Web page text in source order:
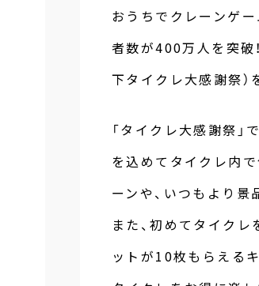
おうちでクレーンゲー
者数が400万人を突破
下タイクレ大感謝祭）
「タイクレ大感謝祭
を込めてタイクレ内で
ーンや、いつもより景
また、初めてタイク
ットが10枚もらえる